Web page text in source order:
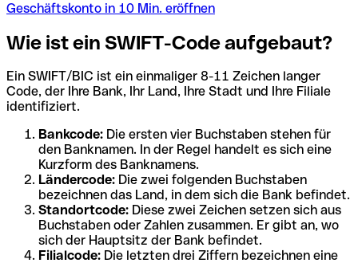
Geschäftskonto in 10 Min. eröffnen
Wie ist ein SWIFT-Code aufgebaut?
Ein SWIFT/BIC ist ein einmaliger 8-11 Zeichen langer
Code, der Ihre Bank, Ihr Land, Ihre Stadt und Ihre Filiale
identifiziert.
Bankcode: Die ersten vier Buchstaben stehen für
den Banknamen. In der Regel handelt es sich eine
Kurzform des Banknamens.
Ländercode: Die zwei folgenden Buchstaben
bezeichnen das Land, in dem sich die Bank befindet.
Standortcode: Diese zwei Zeichen setzen sich aus
Buchstaben oder Zahlen zusammen. Er gibt an, wo
sich der Hauptsitz der Bank befindet.
Filialcode: Die letzten drei Ziffern bezeichnen eine